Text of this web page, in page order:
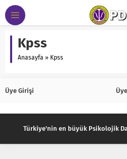
Kpss
Anasayfa » Kpss
Üye Girişi
Türkiye'nin en büyük Psikolojik